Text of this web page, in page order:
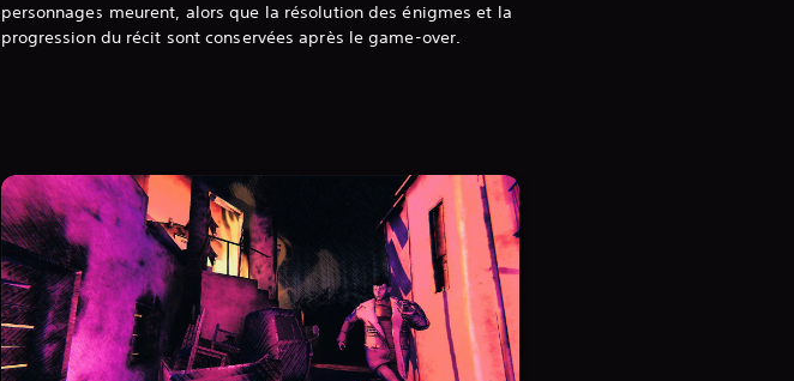
personnages meurent, alors que la résolution des énigmes et la
progression du récit sont conservées après le game-over.